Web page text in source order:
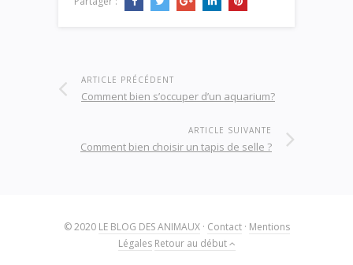
ARTICLE PRÉCÉDENT
Comment bien s’occuper d’un aquarium?
ARTICLE SUIVANTE
Comment bien choisir un tapis de selle ?
© 2020 LE BLOG DES ANIMAUX· Contact· Mentions
Légales Retour au début